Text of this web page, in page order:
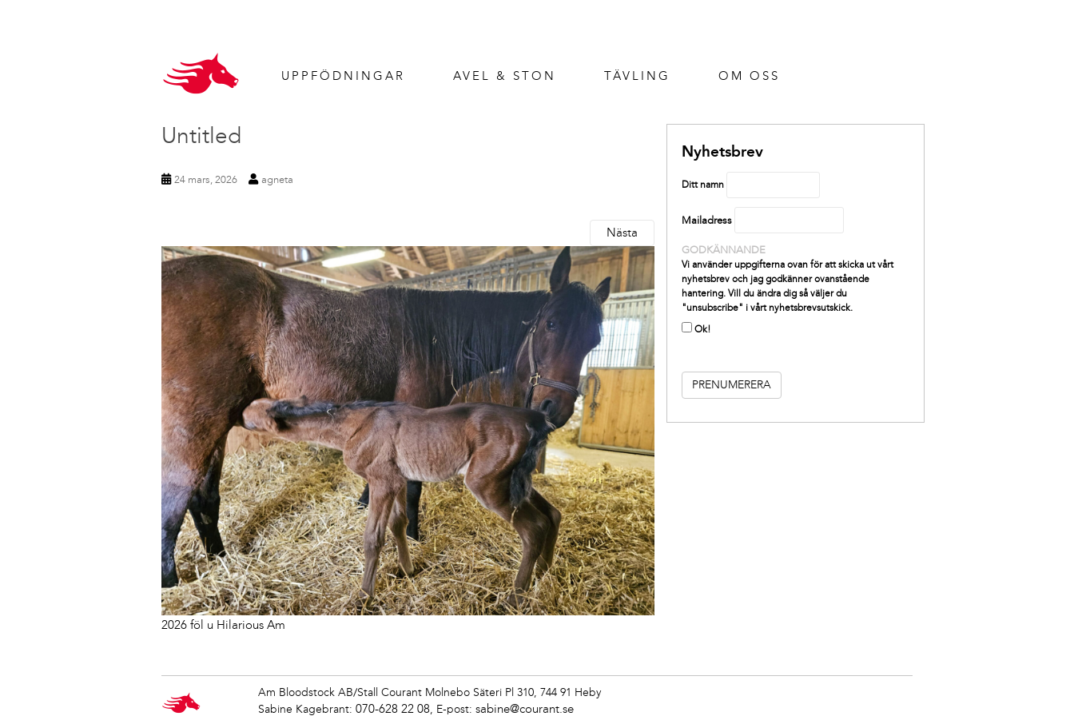
UPPFÖDNINGAR AVEL & STON TÄVLING OM OSS
Untitled
24 mars, 2026 agneta
Nästa
2026 föl u Hilarious Am
Nyhetsbrev
Ditt namn
Mailadress
GODKÄNNANDE
Vi använder uppgifterna ovan för att skicka ut vårt
nyhetsbrev och jag godkänner ovanstående
hantering. Vill du ändra dig så väljer du
"unsubscribe" i vårt nyhetsbrevsutskick.
Ok!
Am Bloodstock AB/Stall Courant Molnebo Säteri Pl 310, 744 91 Heby
Sabine Kagebrant:070-628 22 08, E-post:sabine@courant.se